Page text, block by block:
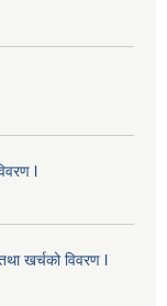
l
खर्चको विवरण l